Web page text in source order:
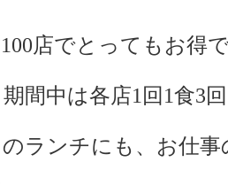
店でとってもお得
間中は各店1回1食3
ランチにも、お仕